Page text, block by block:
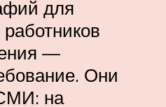
для
—
Они
на